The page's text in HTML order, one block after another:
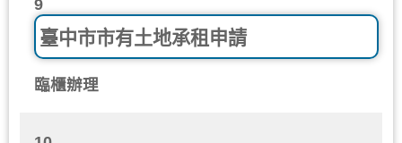
9
臺中市市有土地承租申請
臨櫃辦理